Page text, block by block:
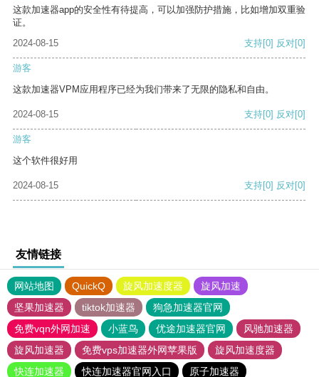
这款加速器app的安全性有待提高，可以加强防护措施，比如增加双重验
证。
2024-08-15
支持[0] 反对[0]
游客
这款加速器VPM应用程序已经为我们带来了无限的隐私和自由。
2024-08-15 支持[0] 反对[0]
游客
这个软件很好用
2024-08-15 支持[0] 反对[0]
友情链接
网站地图 QuickQ 旋风加速度器
旋风加速
坚果加速器
tiktok加速器
狗急加速器官网
免费vqn外网加速
小蓝鸟 优途加速器官网
风驰加速器
旋风加速器
免费vps加速器外网苹果版
旋风加速度器
快连加速器
快连加速器官网入口 原子加速器